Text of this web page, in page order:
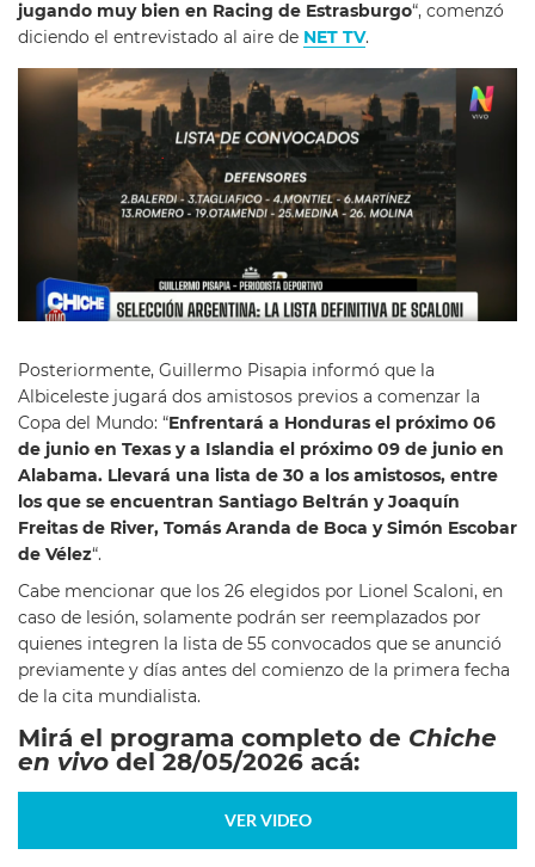
jugando muy bien en Racing de Estrasburgo“, comenzó
diciendo el entrevistado al aire de NET TV.
Posteriormente, Guillermo Pisapia informó que la
Albiceleste jugará dos amistosos previos a comenzar la
Copa del Mundo: “Enfrentará a Honduras el próximo 06
de junio en Texas y a Islandia el próximo 09 de junio en
Alabama. Llevará una lista de 30 a los amistosos, entre
los que se encuentran Santiago Beltrán y Joaquín
Freitas de River, Tomás Aranda de Boca y Simón Escobar
de Vélez“.
Cabe mencionar que los 26 elegidos por Lionel Scaloni, en
caso de lesión, solamente podrán ser reemplazados por
quienes integren la lista de 55 convocados que se anunció
previamente y días antes del comienzo de la primera fecha
de la cita mundialista.
Mirá el programa completo de Chiche
en vivo del 28/05/2026 acá:
VER VIDEO